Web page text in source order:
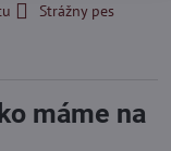
Strážny pes
máme na